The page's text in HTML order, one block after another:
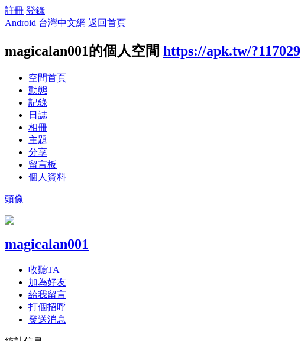
註冊 登錄
Android 台灣中文網 返回首頁
magicalan001的個人空間 https://apk.tw/?117029
空間首頁
動態
記錄
日誌
相冊
主題
分享
留言板
個人資料
頭像
magicalan001
收聽TA
加為好友
給我留言
打個招呼
發送消息